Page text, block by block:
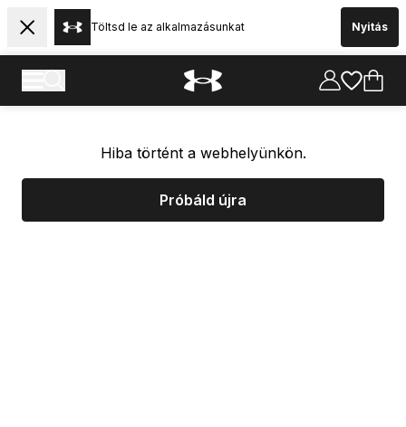
Töltsd le az alkalmazásunkat Nyitás
Hiba történt a webhelyünkön.
Próbáld újra